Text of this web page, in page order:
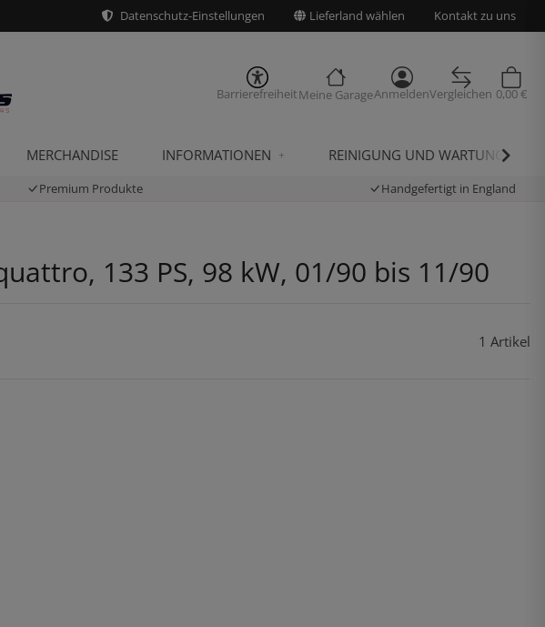
Datenschutz-Einstellungen Lieferland wählen Kontakt zu uns
BarrierefreiheitMeine GarageAnmeldenVergleichen 0,00 €
MERCHANDISE INFORMATIONEN REINIGUNG UND WARTUNG
Premium Produkte Handgefertigt in England
133 PS, 98 kW, 01/90 bis 11/90
1 Artikel